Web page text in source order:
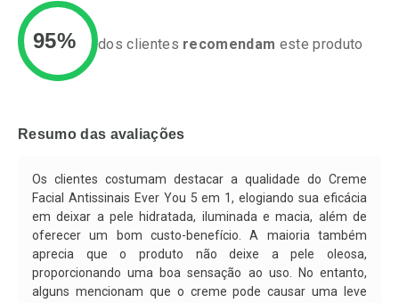
Por R$ 55,05/cada
Comprar sem Desconto
Por R$ 55,05/cada
Por R$ 55,05/cada
95% dos clientes recomendam este produto
Resumo das avaliações
Os clientes costumam destacar a qualidade do Creme
Facial Antissinais Ever You 5 em 1, elogiando sua eficácia
em deixar a pele hidratada, iluminada e macia, além de
oferecer um bom custo-benefício. A maioria também
aprecia que o produto não deixe a pele oleosa,
proporcionando uma boa sensação ao uso. No entanto,
alguns mencionam que o creme pode causar uma leve